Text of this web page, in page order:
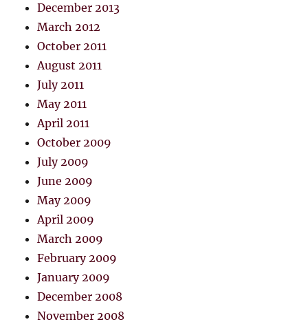
December 2013
March 2012
October 2011
August 2011
July 2011
May 2011
April 2011
October 2009
July 2009
June 2009
May 2009
April 2009
March 2009
February 2009
January 2009
December 2008
November 2008